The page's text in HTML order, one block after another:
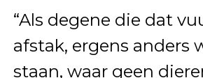
“Als degene die dat
afstak, ergens anders
staan, waar geen